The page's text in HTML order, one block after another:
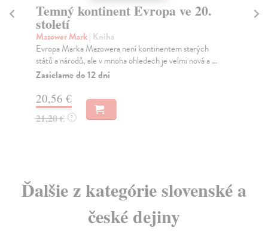
Temný kontinent Evropa ve 20.
století
Mazower Mark| Kniha
Evropa Marka Mazowera není kontinentem starých
států a národů, ale v mnoha ohledech je velmi nová a ...
Zasielame do 12 dní
20,56 €
21,20 € ?
Ďalšie z kategórie slovenské a
české dejiny